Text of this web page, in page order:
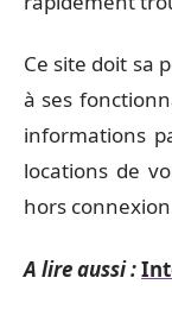
Ce site doit sa
à ses
informations
locations de
hors
A lire aussi :